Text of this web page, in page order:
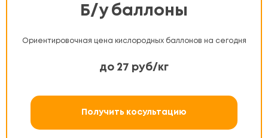
Б/у баллоны
Ориентировочная цена кислородных баллонов на сегодня
до 27 руб/кг
Получить косультацию